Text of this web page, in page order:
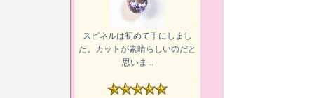
スピネルは初めて手にしまし
た。カットが素晴らしいのだと
思いま ..